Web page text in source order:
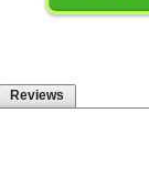
Reviews